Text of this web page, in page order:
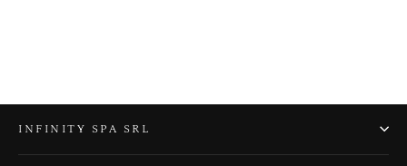
INFINITY SPA SRL